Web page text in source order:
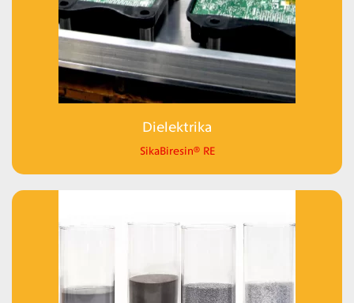
Dielektrika
SikaBiresin® RE